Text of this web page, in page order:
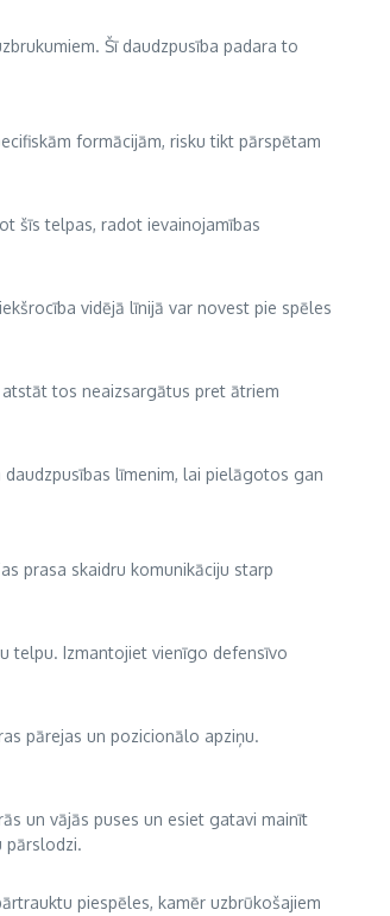
Šī daudzpusība padara to
formācijām, risku tikt pārspētam
šīs telpas, radot ievainojamības
vidējā līnijā var novest pie spēles
atstāt tos neaizsargātus pret ātriem
līmenim, lai pielāgotos gan
prasa skaidru komunikāciju starp
telpu. Izmantojiet vienīgo defensīvo
pārejas un pozicionālo apziņu.
un vājās puses un esiet gatavi mainīt
pārslodzi.
piespēles, kamēr uzbrūkošajiem